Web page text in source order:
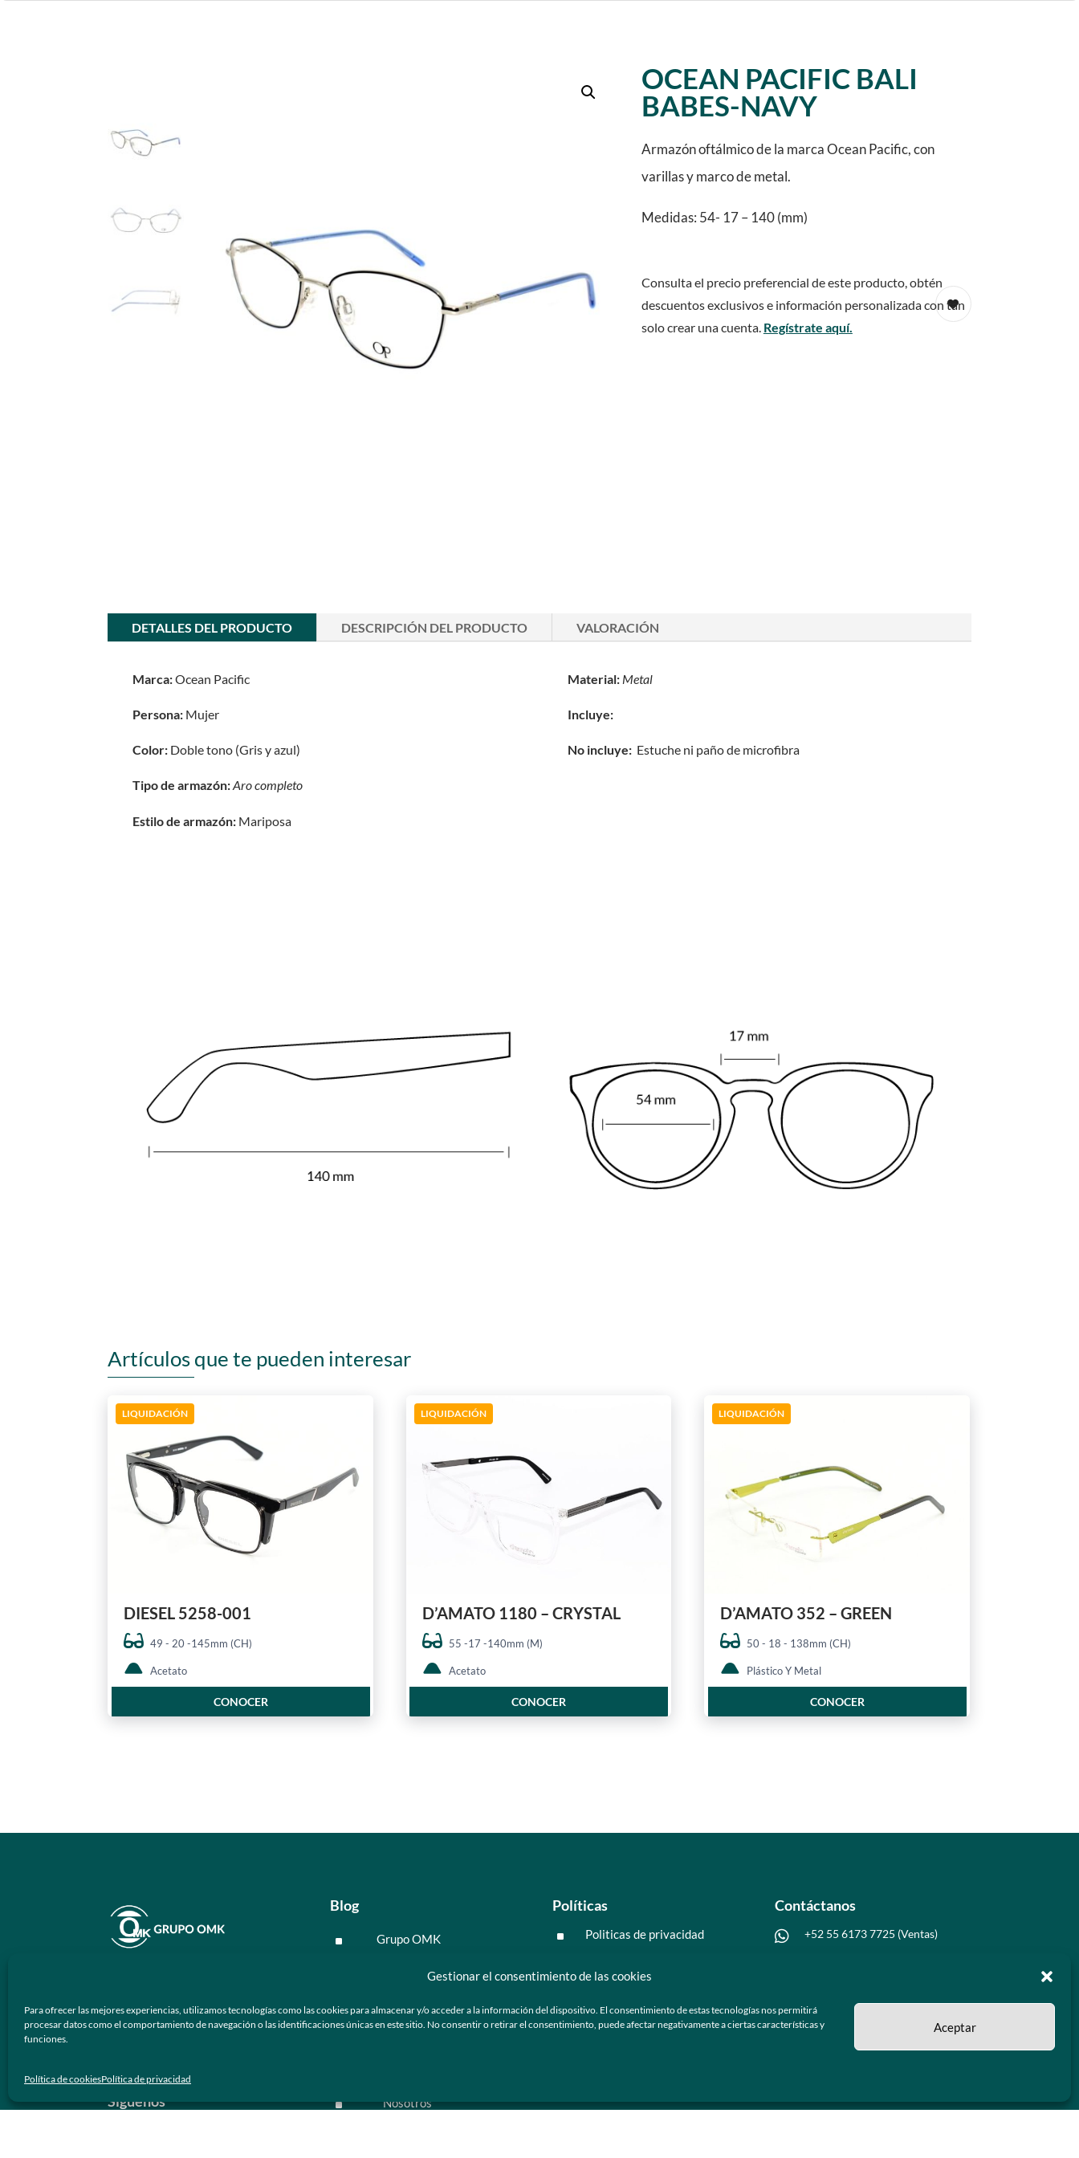
Gestionar el consentimiento de las cookies
Para ofrecer las mejores experiencias, utilizamos tecnologías como las cookies para almacenar y/o acceder a la información del dispositivo. El consentimiento de estas tecnologías nos permitirá
procesar datos como el comportamiento de navegación o las identificaciones únicas en este sitio. No consentir o retirar el consentimiento, puede afectar negativamente a ciertas características y
funciones.
Aceptar
Política de cookiesPolítica de privacidad
OCEAN PACIFIC BALI
BABES-NAVY
Armazón oftálmico de la marca Ocean Pacific, con
varillas y marco de metal.
Medidas: 54- 17 – 140 (mm)
Consulta el precio preferencial de este producto, obtén
descuentos exclusivos e información personalizada con tan
solo crear una cuenta. Regístrate aquí.
DETALLES DEL PRODUCTO DESCRIPCIÓN DEL PRODUCTO VALORACIÓN
Marca:Ocean Pacific Material: Metal
Persona: Mujer Incluye:
Color: Doble tono (Gris y azul) No incluye: Estuche ni paño de microfibra
Tipo de armazón:Aro completo
Estilo de armazón: Mariposa
Artículos que te pueden interesar
LIQUIDACIÓN
DIESEL 5258-001
49 - 20 -145mm (CH)
Acetato
CONOCER
LIQUIDACIÓN
D’AMATO 1180 – CRYSTAL
55 -17 -140mm (M)
Acetato
CONOCER
LIQUIDACIÓN
D’AMATO 352 – GREEN
50 - 18 - 138mm (CH)
Plástico Y Metal
CONOCER
ópticos y lentes de sol de calidad y
Síguenos
Blog
^ Grupo OMK
^ Tecnología
^ Nosotros
Políticas
^ Politicas de privacidad
Contáctanos
 +52 55 6173 7725 (Ventas)